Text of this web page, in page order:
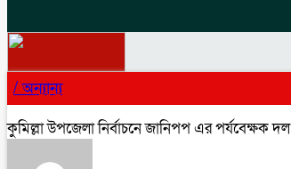
/অন্যান্য
কুমিল্লা উপজেলা নির্বাচনে জানিপপ এর পর্যবেক্ষক দল